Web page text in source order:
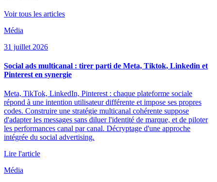
Voir tous les articles
Média
31 juillet 2026
Social ads multicanal : tirer parti de Meta, Tiktok, Linkedin et
Pinterest en synergie
Meta, TikTok, LinkedIn, Pinterest : chaque plateforme sociale
répond à une intention utilisateur différente et impose ses propres
codes. Construire une stratégie multicanal cohérente suppose
d'adapter les messages sans diluer l'identité de marque, et de piloter
les performances canal par canal. Décryptage d'une approche
intégrée du social advertising.
Lire l'article
Média